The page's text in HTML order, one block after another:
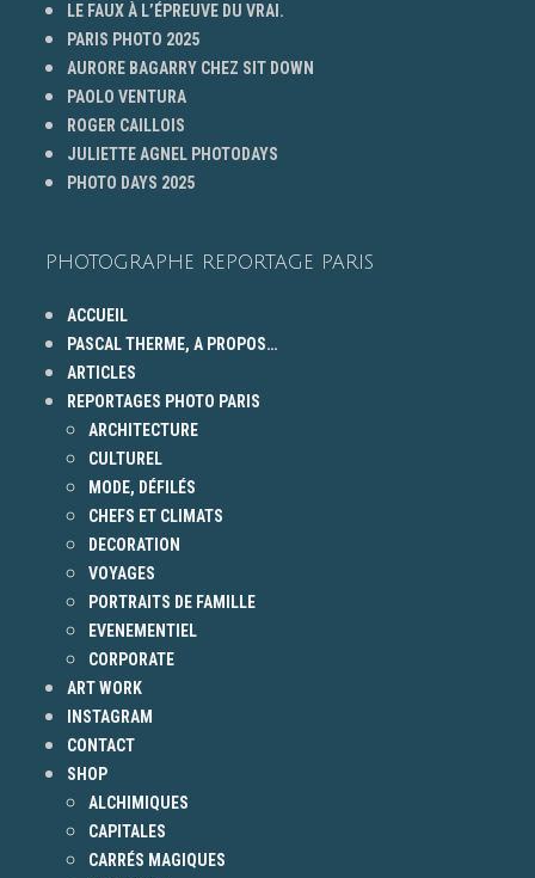
LE FAUX À L’ÉPREUVE DU VRAI.
PARIS PHOTO 2025
AURORE BAGARRY CHEZ SIT DOWN
PAOLO VENTURA
ROGER CAILLOIS
JULIETTE AGNEL PHOTODAYS
PHOTO DAYS 2025
PHOTOGRAPHE REPORTAGE PARIS
ACCUEIL
PASCAL THERME, A PROPOS…
ARTICLES
REPORTAGES PHOTO PARIS
ARCHITECTURE
CULTUREL
MODE, DÉFILÉS
CHEFS ET CLIMATS
DECORATION
VOYAGES
PORTRAITS DE FAMILLE
EVENEMENTIEL
CORPORATE
ART WORK
INSTAGRAM
CONTACT
SHOP
ALCHIMIQUES
CAPITALES
CARRÉS MAGIQUES